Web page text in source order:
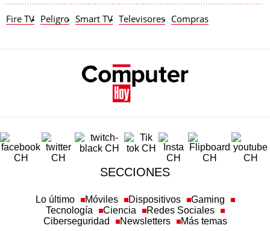
Fire TV Peligro Smart TV Televisores Compras
SECCIONES
Lo último Móviles Dispositivos
Gaming
Tecnología
Ciencia
Redes Sociales
Ciberseguridad
Newsletters Más temas